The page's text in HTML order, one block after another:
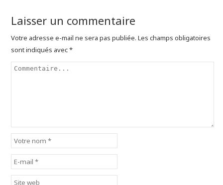
Laisser un commentaire
Votre adresse e-mail ne sera pas publiée. Les champs obligatoires
sont indiqués avec*